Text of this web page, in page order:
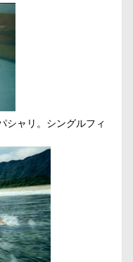
シャリ。シングルフィ